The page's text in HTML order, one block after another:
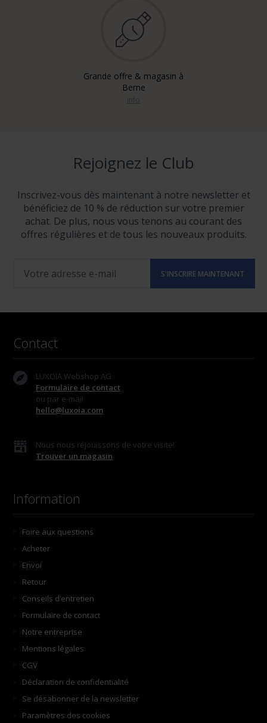
Grande offre & magasin à
Berne
Rejoignez le Club
Inscrivez-vous dès maintenant à notre newsletter et
bénéficiez de 10 % de réduction sur votre premier
achat. De plus, nous vous tenons au courant des
offres régulières et de tous les nouveaux produits.
Contact
LUXOIA Webshop AG
Formulaire de contact
ou par e-mail
hello@luxoia.com
Nous nous réjouissons de votre visite!
Trouver un magasin
Information
Foire aux questions
Acheter
Envoi
Retour
Conseils d’entretien
Formulaire de contact
Notre entreprise
Mentions légales
CGV
Déclaration de confidentialité
Se désabonner de la newsletter
Paramètres des cookies